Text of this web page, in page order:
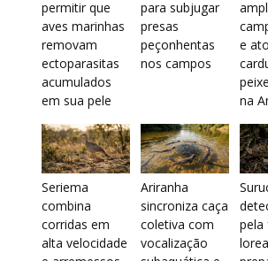
permitir que
aves marinhas
removam
ectoparasitas
acumulados
em sua pele
para subjugar
presas
peçonhentas
nos campos
e
na
Seriema
combina
corridas em
alta velocidade
Ariranha
sincroniza caça
coletiva com
vocalização
pela